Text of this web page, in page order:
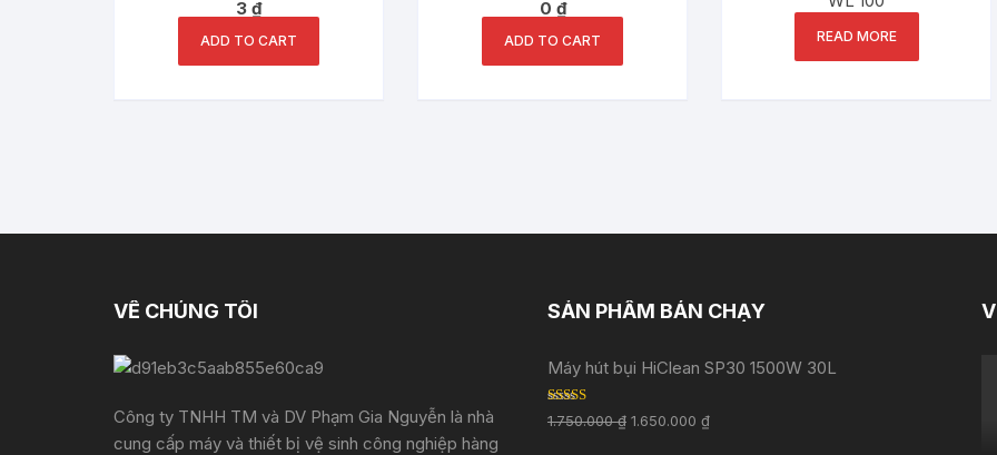
hãng chính hãng
3 ₫
ADD TO CART
0 ₫
ADD TO CART READ MORE
VỀ CHÚNG TÔI
Công ty TNHH TM và DV Phạm Gia Nguyễn là nhà
cung cấp máy và thiết bị vệ sinh công nghiệp hàng
SẢN PHẨM BÁN CHẠY
Máy hút bụi HiClean SP30 1500W 30L
Rated 5.00
out of 5
1.750.000₫ 1.650.000 ₫